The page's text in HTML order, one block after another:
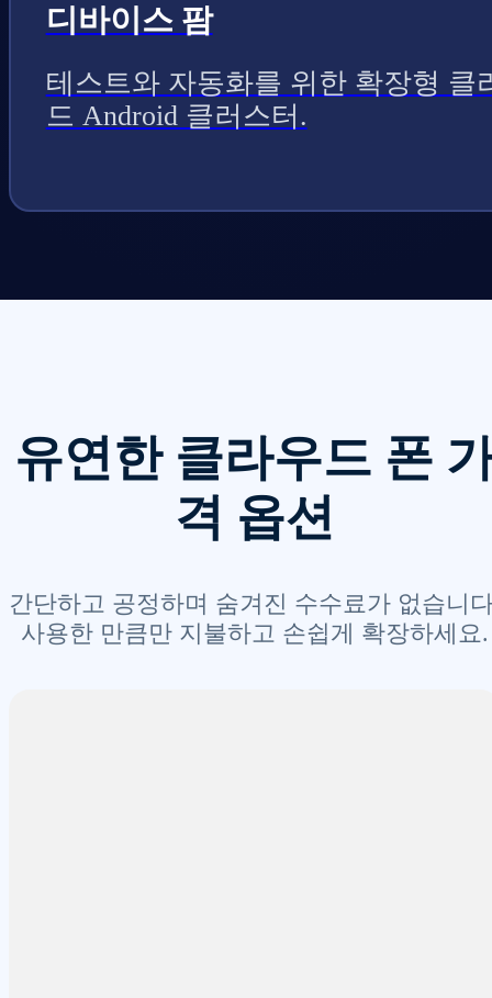
디바이스 팜
테스트와 자동화를 위한 확장형 클
드 Android 클러스터.
유연한 클라우드 폰
격 옵션
간단하고 공정하며 숨겨진 수수료가 없습니
사용한 만큼만 지불하고 손쉽게 확장하세요.